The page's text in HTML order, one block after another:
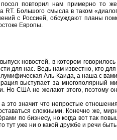
посол повторил нам примерно то
RT. Большого смысла в таком
с Россией, обсуждают планы
Европы.
новостей, в котором
для нас. Ведь нам известно, кто
Аль-Каида, а наша с
выступает за многополярный
Но США не желают этого, поэтому
это значит что непростые
сложными. Конечно же,
по бизнесу, но когда вот так
тут уже ни о какой дружбе и речи